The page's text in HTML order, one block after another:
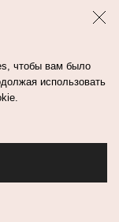
Бьюти в
тренды
чтобы вам было
использовать